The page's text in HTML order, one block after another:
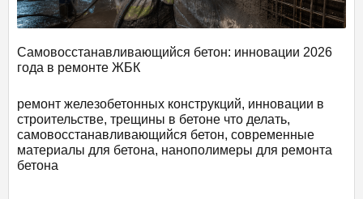
Самовосстанавливающийся бетон: инновации 2026
года в ремонте ЖБК
ремонт железобетонных конструкций, инновации в
строительстве, трещины в бетоне что делать,
самовосстанавливающийся бетон, современные
материалы для бетона, нанополимеры для ремонта
бетона